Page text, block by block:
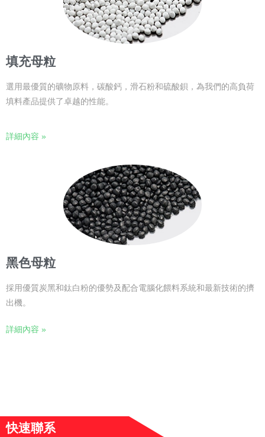
填充母粒
選用最優質的礦物原料，碳酸鈣，滑石粉和硫酸鋇，為我們的高負荷
填料產品提供了卓越的性能。
詳細內容 »
黑色母粒
採用優質炭黑和鈦白粉的優勢及配合電腦化餵料系統和最新技術的擠
出機。
詳細內容 »
快速聯系